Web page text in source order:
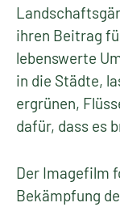
ihren Beitrag
lebenswerte
in die Städte,
ergrünen,
dafür, dass es
Der Imagefilm
Bekämpfung